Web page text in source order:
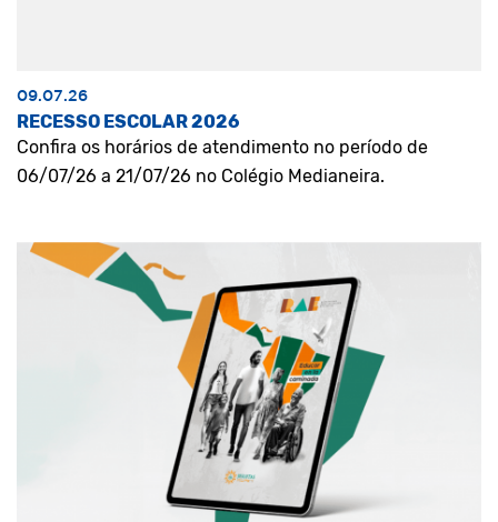
09.07.26
RECESSO ESCOLAR 2026
Confira os horários de atendimento no período de
06/07/26 a 21/07/26 no Colégio Medianeira.